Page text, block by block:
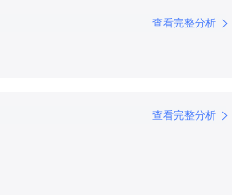
查看完整分析
查看完整分析